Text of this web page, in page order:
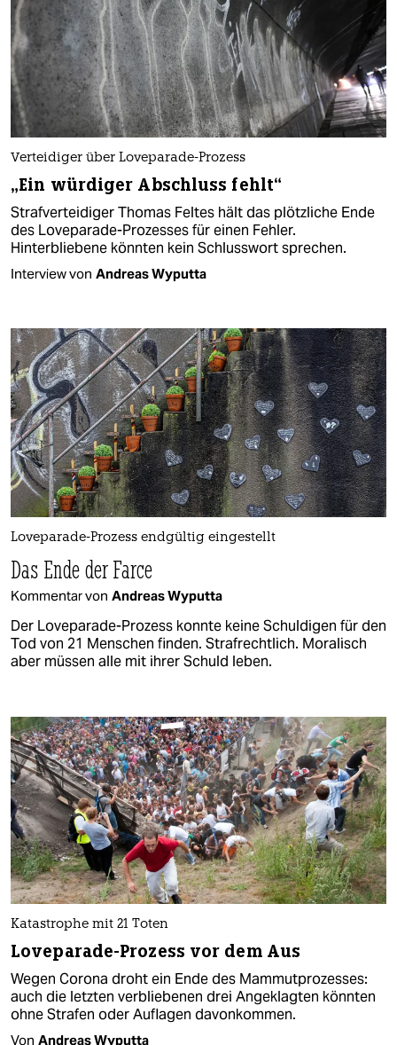
Verteidiger über Loveparade-Prozess
„Ein würdiger Abschluss fehlt“
Strafverteidiger Thomas Feltes hält das plötzliche Ende
des Loveparade-Prozesses für einen Fehler.
Hinterbliebene könnten kein Schlusswort sprechen.
Interview von Andreas Wyputta
Loveparade-Prozess endgültig eingestellt
Das Ende der Farce
Kommentar von Andreas Wyputta
Der Loveparade-Prozess konnte keine Schuldigen für den
Tod von 21 Menschen finden. Strafrechtlich. Moralisch
aber müssen alle mit ihrer Schuld leben.
Katastrophe mit 21 Toten
Loveparade-Prozess vor dem Aus
Wegen Corona droht ein Ende des Mammutprozesses:
auch die letzten verbliebenen drei Angeklagten könnten
ohne Strafen oder Auflagen davonkommen.
Von Andreas Wyputta